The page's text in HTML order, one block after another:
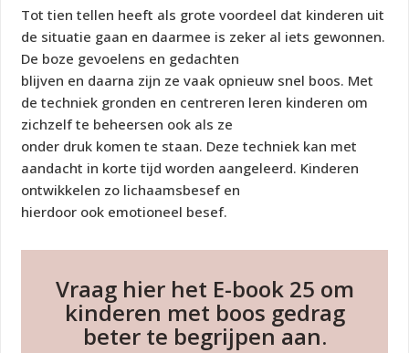
Tot tien tellen heeft als grote voordeel dat kinderen uit
de situatie gaan en daarmee is zeker al iets gewonnen.
De boze gevoelens en gedachten
blijven en daarna zijn ze vaak opnieuw snel boos. Met
de techniek gronden en centreren leren kinderen om
zichzelf te beheersen ook als ze
onder druk komen te staan. Deze techniek kan met
aandacht in korte tijd worden aangeleerd. Kinderen
ontwikkelen zo lichaamsbesef en
hierdoor ook emotioneel besef.
Vraag hier het E-book 25 om
kinderen met boos gedrag
beter te begrijpen aan.